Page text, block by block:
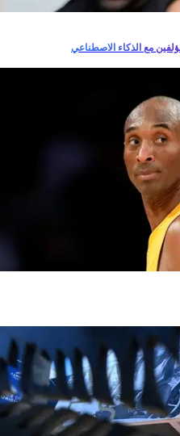
مع الذكاء الاصطناعي